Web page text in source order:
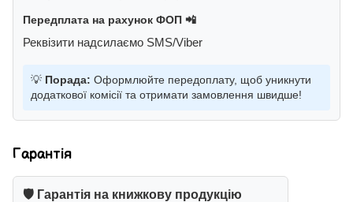
Передплата на рахунок ФОП 📲
Реквізити надсилаємо SMS/Viber
💡 Порада: Оформлюйте передоплату, щоб уникнути
додаткової комісії та отримати замовлення швидше!
Гарантія
🛡️ Гарантія на книжкову продукцію